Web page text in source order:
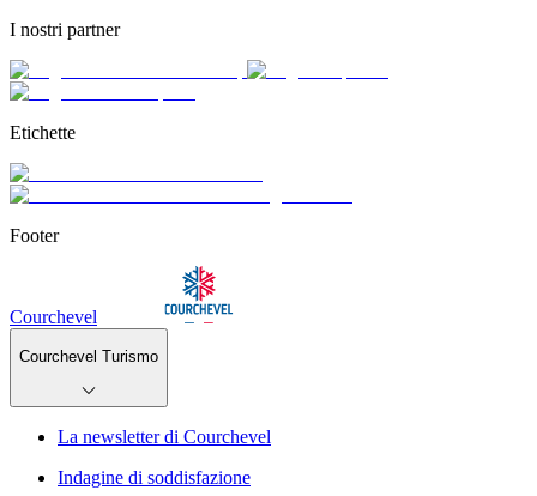
I nostri partner
Etichette
Footer
Courchevel
Courchevel Turismo
La newsletter di Courchevel
Indagine di soddisfazione